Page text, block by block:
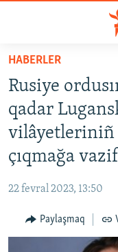
Esas
qaytmaq
Baş
navigatsiyağa
qaytmaq
Qıdıruvğa
SİYASET
İQTİSADİYAT
CEMİYET
İNSAN AQLARI
VİDEO
HABERLER
Rusiye
qadar
vilâyetleriniñ
çıqmağa
22 fevral 2023, 13:50
Paylaşmaq